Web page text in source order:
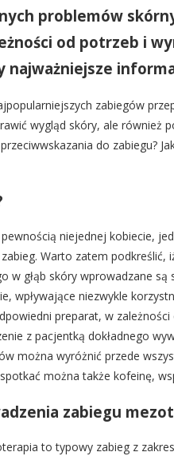
problemów
od potrzeb i
zabiegów
wygląd skóry, ale również
do zabiegu?
niejednej kobiecie,
Warto zatem podkreślić,
w głąb skóry wprowadzane
wpływające niezwykle
preparat, w
z pacjentką dokładnego
można wyróżnić przede
można także kofeinę,
zabiegu
to typowy zabieg z